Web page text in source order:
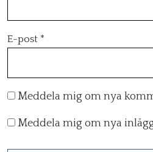
E-post *
Meddela mig om nya
Meddela mig om nya